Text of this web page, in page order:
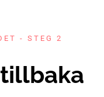
- STEG 2